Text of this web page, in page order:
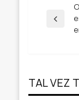
Entrada
anterior
TAL VEZ